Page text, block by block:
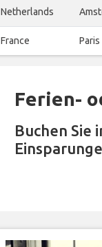
Netherlands
France
Ferien-
Buchen Sie